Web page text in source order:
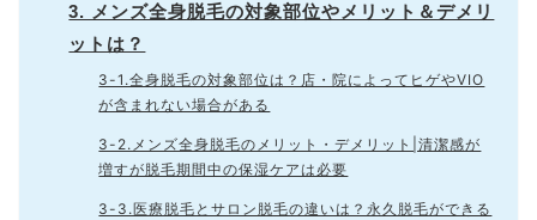
3. メンズ全身脱毛の対象部位やメリット＆デメリ
ットは？
3-1.全身脱毛の対象部位は？店・院によってヒゲやVIO
が含まれない場合がある
3-2.メンズ全身脱毛のメリット・デメリット|清潔感が
増すが脱毛期間中の保湿ケアは必要
3-3.医療脱毛とサロン脱毛の違いは？永久脱毛ができる